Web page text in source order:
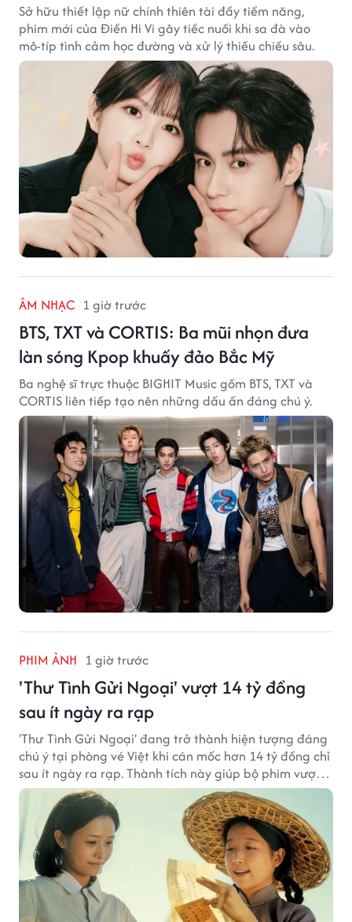
Sở hữu thiết lập nữ chính thiên tài đầy tiềm năng,
phim mới của Điền Hi Vi gây tiếc nuối khi sa đà vào
mô-típ tình cảm học đường và xử lý thiếu chiều sâu.
ÂM NHẠC 1 giờ trước
BTS, TXT và CORTIS: Ba mũi nhọn đưa
làn sóng Kpop khuấy đảo Bắc Mỹ
Ba nghệ sĩ trực thuộc BIGHIT Music gồm BTS, TXT và
CORTIS liên tiếp tạo nên những dấu ấn đáng chú ý.
PHIM ẢNH 1 giờ trước
'Thư Tình Gửi Ngoại' vượt 14 tỷ đồng
sau ít ngày ra rạp
'Thư Tình Gửi Ngoại' đang trở thành hiện tượng đáng
chú ý tại phòng vé Việt khi cán mốc hơn 14 tỷ đồng chỉ
sau ít ngày ra rạp. Thành tích này giúp bộ phim vượt
kỳ vọng ban đầu và duy trì sức hút giữa cuộc cạnh
tranh của nhiều tác phẩm lớn.